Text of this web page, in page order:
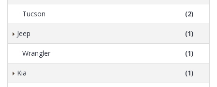
Tucson (2)
Jeep (1)
Wrangler (1)
Kia (1)